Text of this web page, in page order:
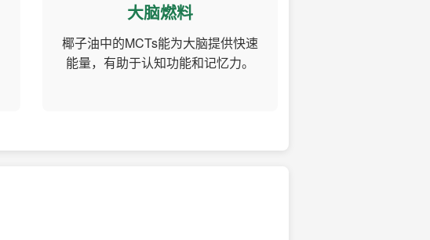
大脑燃料
椰子油中的MCTs能为大脑提供快速
能量，有助于认知功能和记忆力。